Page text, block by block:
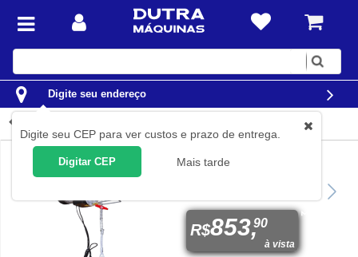
Digite
Digite seu endereço
Digite seu CEP para ver custos e prazo de entrega.
Digitar CEP Mais tarde
Guincho talha elétrica 300 /
R$853,90
à vista